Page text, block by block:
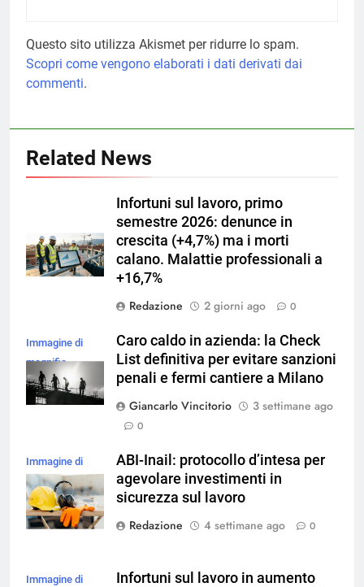
Questo sito utilizza Akismet per ridurre lo spam.
Scopri come vengono elaborati i dati derivati dai
commenti.
Related News
Infortuni sul lavoro, primo
semestre 2026: denunce in
crescita (+4,7%) ma i morti
calano. Malattie professionali a
+16,7%
Redazione
2 giorni ago 0
Immagine di
magnific
Caro caldo in azienda: la Check
List definitiva per evitare sanzioni
penali e fermi cantiere a Milano
Giancarlo Vincitorio
3 settimane ago
0
Immagine di
freepik
ABI-Inail: protocollo d’intesa per
agevolare investimenti in
sicurezza sul lavoro
Redazione
4 settimane ago 0
Immagine di
Infortuni sul lavoro in aumento